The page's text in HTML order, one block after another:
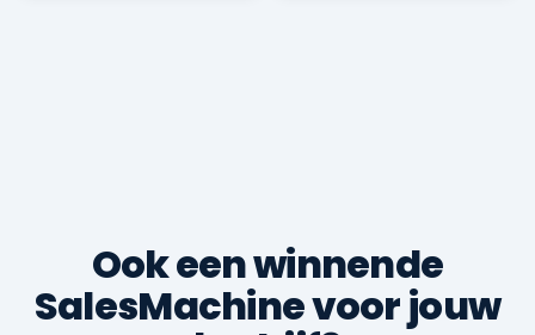
Ook een winnende
SalesMachine voor jouw